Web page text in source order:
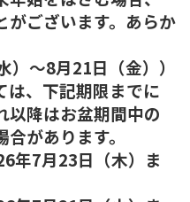
がございます。あらか
～8月21日（金））
は、下記期限までに
以降はお盆期間中の
があります。
年7月23日（木）ま